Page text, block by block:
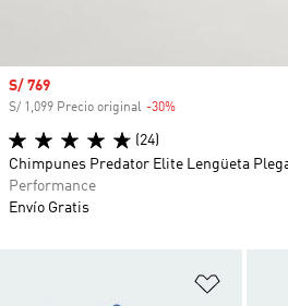
Precio de venta
S/ 769
S/ 1,099 Precio original -30%
(24)
Chimpunes Predator Elite Lengüeta
Performance
Envío Gratis